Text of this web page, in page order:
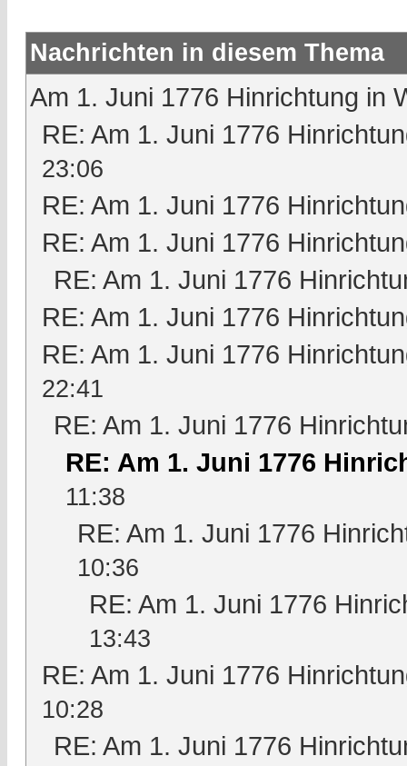
Nachrichten in diesem Thema
Am 1. Juni 1776 Hinrichtung in
RE: Am 1. Juni 1776
23:06
RE: Am 1. Juni 1776
RE: Am 1. Juni 1776
RE: Am 1. Juni 1776
RE: Am 1. Juni 1776
RE: Am 1. Juni 1776
22:41
RE: Am 1. Juni 1776
RE: Am 1. Juni 1776
11:38
RE: Am 1. Juni 1776
10:36
RE: Am 1. Juni 1776
13:43
RE: Am 1. Juni 1776
10:28
RE: Am 1. Juni 1776